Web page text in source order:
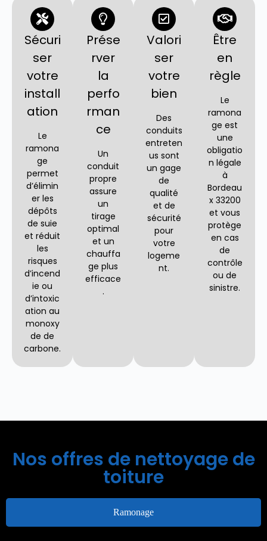
Sécuri
ser
votre
install
ation
Le
ramona
ge
permet
d’élimin
er les
dépôts
de suie
et réduit
les
risques
d’incend
ie ou
d’intoxic
ation au
monoxy
de de
carbone.
Prése
rver
la
perfo
rman
ce
Un
conduit
propre
assure
un
tirage
optimal
et un
chauffa
ge plus
efficace
.
Valori
ser
votre
bien
Des
conduits
entreten
us sont
un gage
de
qualité
et de
sécurité
pour
votre
logeme
nt.
Être
en
règle
Le
ramona
ge est
une
obligatio
n légale
à
Bordeau
x 33200
et vous
protège
en cas
de
contrôle
ou de
sinistre.
Nos offres de nettoyage de
toiture
Ramonage